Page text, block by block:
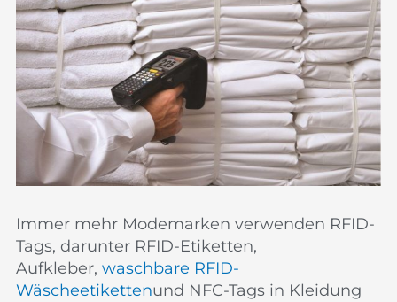
Immer mehr Modemarken verwenden RFID-
Tags, darunter RFID-Etiketten,
Aufkleber,waschbare RFID-
Wäscheetikettenund NFC-Tags in Kleidung